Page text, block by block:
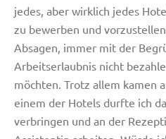
jedes, aber wirklich jedes
zu bewerben und
Absagen, immer mit der
Arbeitserlaubnis nicht
möchten. Trotz allem kamen
einem der Hotels durfte ich
verbringen und an der